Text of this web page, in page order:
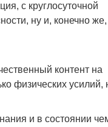
с круглосуточной
ну и, конечно же,
контент на
физических усилий,
и в состоянии